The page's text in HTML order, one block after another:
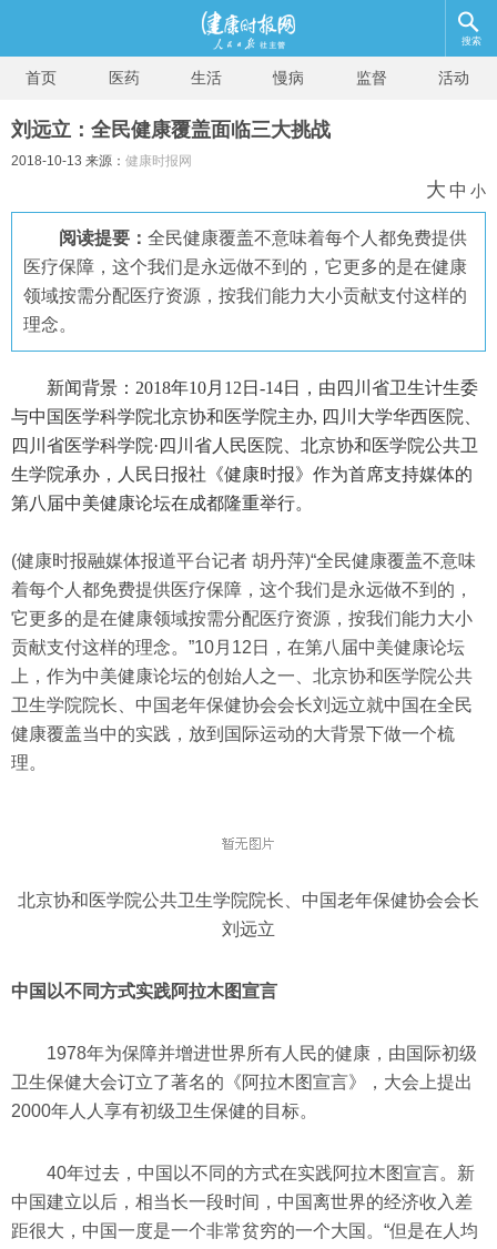
搜索
首页 医药 生活 慢病 监督 活动
刘远立：全民健康覆盖面临三大挑战
2018-10-13 来源： 健康时报网
大 中 小
阅读提要： 全民健康覆盖不意味着每个人都免费提供
医疗保障，这个我们是永远做不到的，它更多的是在健康
领域按需分配医疗资源，按我们能力大小贡献支付这样的
理念。
新闻背景：2018年10月12日-14日，由四川省卫生计生委
与中国医学科学院北京协和医学院主办, 四川大学华西医院、
四川省医学科学院·四川省人民医院、北京协和医学院公共卫
生学院承办，人民日报社《健康时报》作为首席支持媒体的
第八届中美健康论坛在成都隆重举行。
(健康时报融媒体报道平台记者 胡丹萍)“全民健康覆盖不意味
着每个人都免费提供医疗保障，这个我们是永远做不到的，
它更多的是在健康领域按需分配医疗资源，按我们能力大小
贡献支付这样的理念。”10月12日，在第八届中美健康论坛
上，作为中美健康论坛的创始人之一、北京协和医学院公共
卫生学院院长、中国老年保健协会会长刘远立就中国在全民
健康覆盖当中的实践，放到国际运动的大背景下做一个梳
理。
北京协和医学院公共卫生学院院长、中国老年保健协会会长
刘远立
中国以不同方式实践阿拉木图宣言
1978年为保障并增进世界所有人民的健康，由国际初级
卫生保健大会订立了著名的《阿拉木图宣言》，大会上提出
2000年人人享有初级卫生保健的目标。
40年过去，中国以不同的方式在实践阿拉木图宣言。新
中国建立以后，相当长一段时间，中国离世界的经济收入差
距很大，中国一度是一个非常贫穷的一个大国。“但是在人均